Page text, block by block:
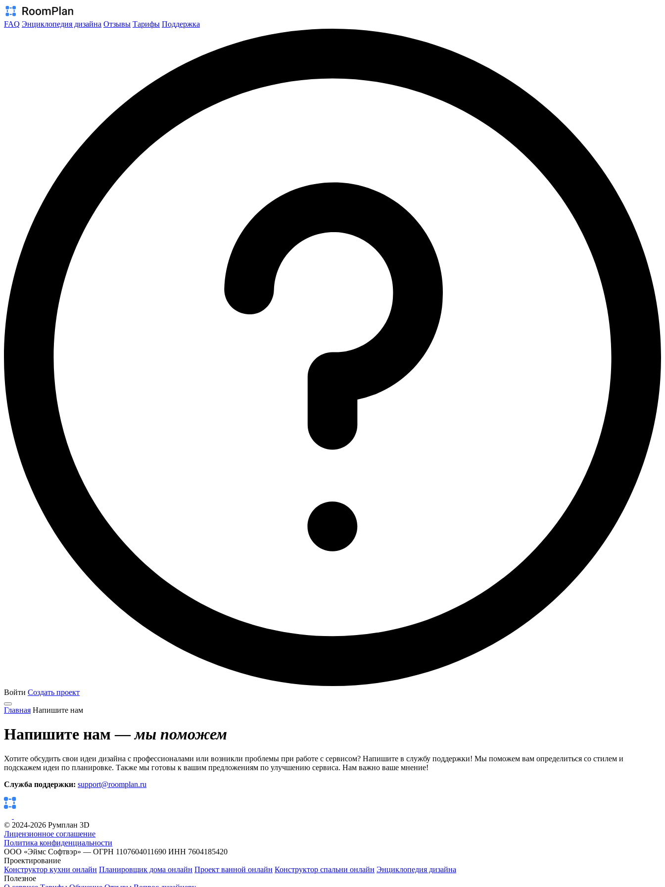
FAQ Энциклопедия дизайна Отзывы Тарифы Поддержка
Войти Создать проект
Главная Напишите нам
Напишите нам —мы поможем
Хотите обсудить свои идеи дизайна с профессионалами или возникли проблемы при работе с сервисом? Напишите в службу поддержки! Мы поможем вам определиться со стилем и
подскажем идеи по планировке. Также мы готовы к вашим предложениям по улучшению сервиса. Нам важно ваше мнение!
Служба поддержки: support@roomplan.ru
© 2024-2026 Румплан 3D
Лицензионное соглашение
Политика конфиденциальности
ООО «Эймс Софтвэр» — ОГРН 1107604011690 ИНН 7604185420
Проектирование
Конструктор кухни онлайн Планировщик дома онлайн Проект ванной онлайн Конструктор спальни онлайн Энциклопедия дизайна
Полезное